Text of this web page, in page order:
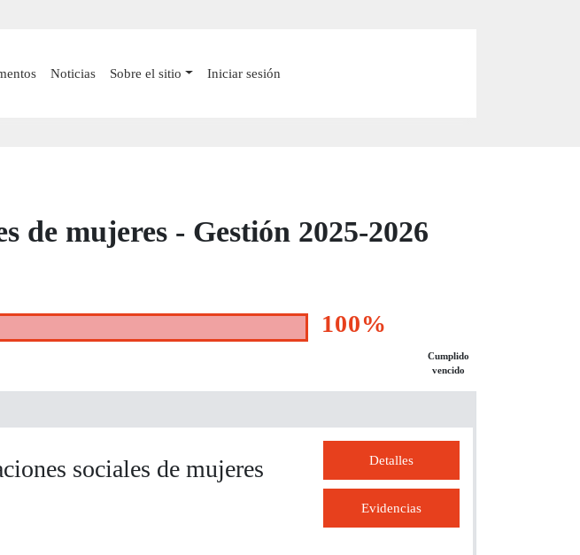
Noticias Sobre el sitio Iniciar sesión
de mujeres - Gestión 2025-2026
100%
Cumplido
vencido
sociales de mujeres Detalles
Evidencias